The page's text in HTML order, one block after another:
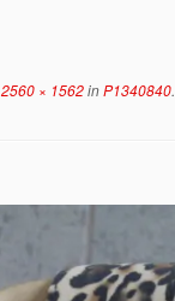
2560 × 1562inP1340840.